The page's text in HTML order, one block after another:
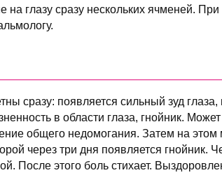
глазу сразу нескольких ячменей.
сразу: появляется сильный зуд глаза,
в области глаза, гнойник.
общего недомогания. Затем на этом
через три дня появляется гнойник.
После этого боль стихает.